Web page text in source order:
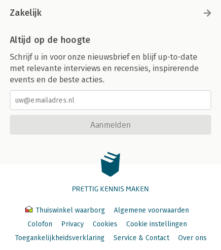
Zakelijk
Altijd op de hoogte
Schrijf u in voor onze nieuwsbrief en blijf up-to-date
met relevante interviews en recensies, inspirerende
events en de beste acties.
Aanmelden
PRETTIG KENNIS MAKEN
Thuiswinkel waarborg
Algemene voorwaarden
Colofon
Privacy Cookies
Cookie instellingen
Toegankelijkheidsverklaring
Service & Contact Over ons